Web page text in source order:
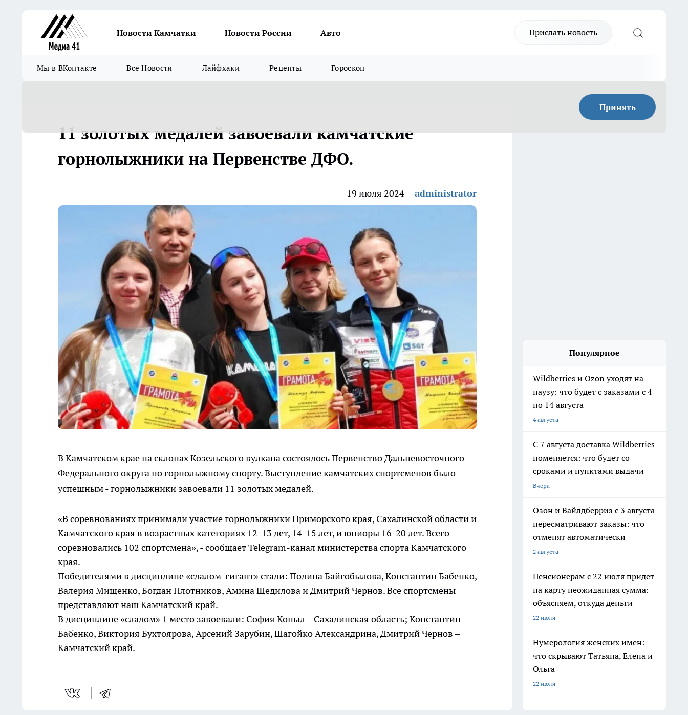
Новости Камчатки Новости России Авто Прислать новость
Мы в ВКонтакте Все Новости Лайфхаки Рецепты Гороскоп
Принять
11 золотых медалей завоевали камчатские
горнолыжники на Первенстве ДФО.
19 июля 2024 administrator
В Камчатском крае на склонах Козельского вулкана состоялось Первенство Дальневосточного
Федерального округа по горнолыжному спорту. Выступление камчатских спортсменов было
успешным - горнолыжники завоевали 11 золотых медалей.
«В соревнованиях принимали участие горнолыжники Приморского края, Сахалинской области и
Камчатского края в возрастных категориях 12-13 лет, 14-15 лет, и юниоры 16-20 лет. Всего
соревновались 102 спортсмена», - сообщает Telegram-канал министерства спорта Камчатского
края.
Победителями в дисциплине «слалом-гигант» стали: Полина Байгобылова, Константин Бабенко,
Валерия Мищенко, Богдан Плотников, Амина Щедилова и Дмитрий Чернов. Все спортсмены
представляют наш Камчатский край.
В дисциплине «слалом» 1 место завоевали: София Копыл – Сахалинская область; Константин
Бабенко, Виктория Бухтоярова, Арсений Зарубин, Шагойко Александрина, Дмитрий Чернов –
Камчатский край.
Популярное
Wildberries и Ozon уходят на
паузу: что будет с заказами с 4
по 14 августа
4 августа
С 7 августа доставка Wildberries
поменяется: что будет со
сроками и пунктами выдачи
Вчера
Озон и Вайлдберриз с 3 августа
пересматривают заказы: что
отменят автоматически
2 августа
Пенсионерам с 22 июля придет
на карту неожиданная сумма:
объясняем, откуда деньги
22 июля
Нумерология женских имен:
что скрывают Татьяна, Елена и
Ольга
22 июля